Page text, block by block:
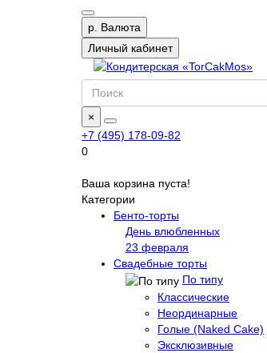
р. Валюта
Личный кабинет
×
+7 (495) 178-09-82
0
Ваша корзина пуста!
Категории
Бенто-торты
День влюбленных
23 февраля
Свадебные торты
По типу
Классические
Неординарные
Голые (Naked Cake)
Эксклюзивные